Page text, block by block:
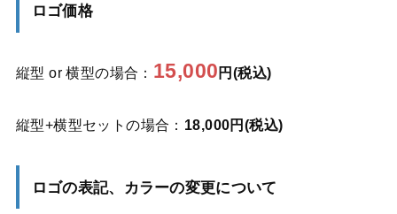
ロゴ価格
縦型 or 横型の場合： 15,000 円(税込)
縦型+横型セットの場合： 18,000円(税込)
ロゴの表記、カラーの変更について